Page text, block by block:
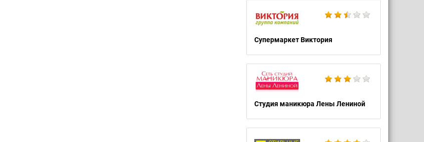
Супермаркет Виктория
Студия маникюра Лены Лениной